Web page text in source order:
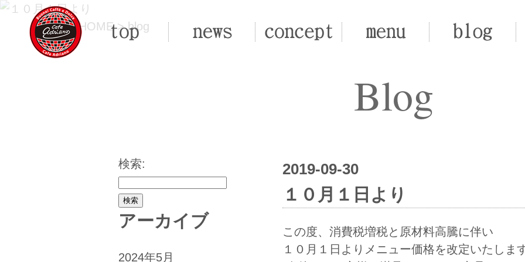
HOME> blog
Blog
2019-09-30
１０月１日より
この度、消費税増税と原材料高騰に伴い
１０月１日よりメニュー価格を改定いたしま
検索:
アーカイブ
2024年5月